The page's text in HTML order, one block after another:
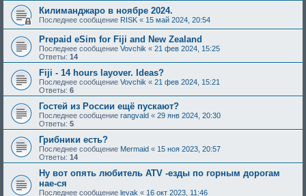
Килиманджаро в ноябре 2024.
Последнее сообщение RISK « 15 май 2024, 20:54
Prepaid eSim for Fiji and New Zealand
Последнее сообщение Vovchik « 21 фев 2024, 15:25
Ответы: 14
Fiji - 14 hours layover. Ideas?
Последнее сообщение Vovchik « 21 фев 2024, 15:21
Ответы: 6
Гостей из России ещё пускают?
Последнее сообщение rangvald « 29 янв 2024, 20:30
Ответы: 5
Грибники есть?
Последнее сообщение Mermaid « 15 ноя 2023, 20:57
Ответы: 14
Ну вот опять любитель ATV -езды по горным дорогам
нае-ся
Последнее сообщение levak « 16 окт 2023, 11:46